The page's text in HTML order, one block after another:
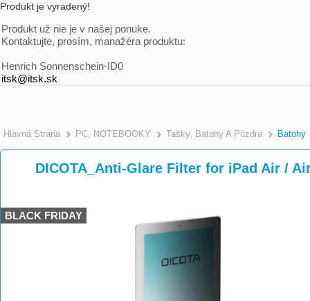
Produkt je vyradený!
Produkt už nie je v našej ponuke.
Kontaktujte, prosím, manažéra produktu:
Henrich Sonnenschein-ID0
itsk@itsk.sk
Hlavná Strana >
PC, NOTEBOOKY >
Tašky, Batohy A Púzdra Batohy
DICOTA_Anti-Glare Filter for iPad Air /
BLACK FRIDAY